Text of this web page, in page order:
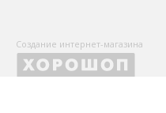
Создание интернет-магазина